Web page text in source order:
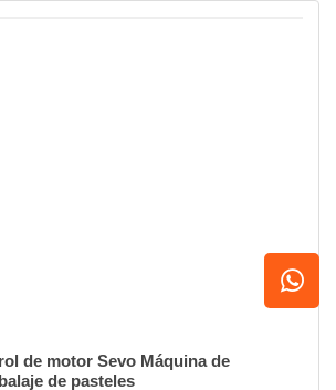
de motor Sevo Máquina de
de pasteles